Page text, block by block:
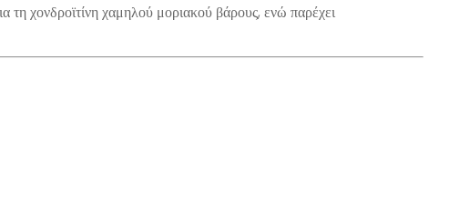
τη χονδροϊτίνη χαμηλού μοριακού βάρους, ενώ παρέχει